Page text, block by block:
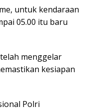
untuk kendaraan
05.00 itu baru
menggelar
kesiapan
Polri